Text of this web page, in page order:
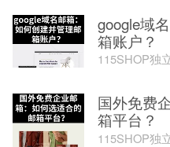
google域
箱账户？
115SHOP独
国外免费
箱平台？
115SHOP独